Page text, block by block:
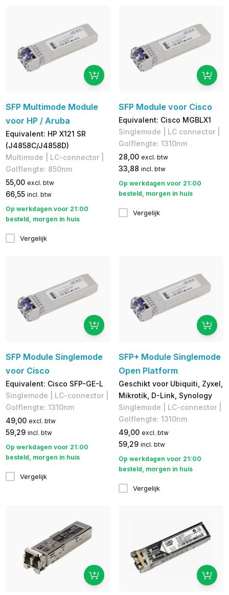
SFP Multimode Module
voor HP / Aruba
Equivalent: HP X121 SR
(J4858C/J4858D)
Multimode | LC-connector |
Golflengte: 850nm
55,00 excl. btw
66,55 incl. btw
Op werkdagen voor 21:00
besteld, morgen in huis
Vergelijk
SFP Module voor Cisco
Equivalent: Cisco MGBLX1
Singlemode | LC connector |
Golflengte: 1310nm
28,00 excl. btw
33,88 incl. btw
Op werkdagen voor 21:00
besteld, morgen in huis
Vergelijk
SFP Module Singlemode
voor Cisco
Equivalent: Cisco SFP-GE-L
Singlemode | LC-connector |
Golflengte: 1310nm
49,00 excl. btw
59,29 incl. btw
Op werkdagen voor 21:00
besteld, morgen in huis
Vergelijk
SFP+ Module Singlemode
Open Platform
Geschikt voor Ubiquiti, Zyxel,
Mikrotik, D-Link, Synology
Singlemode | LC-connector |
Golflengte: 1310nm
49,00 excl. btw
59,29 incl. btw
Op werkdagen voor 21:00
besteld, morgen in huis
Vergelijk